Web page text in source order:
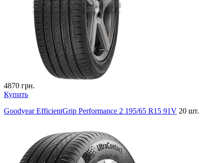
4870 грн.
Купить
Goodyear EfficientGrip Performance 2 195/65 R15 91V 20 шт.